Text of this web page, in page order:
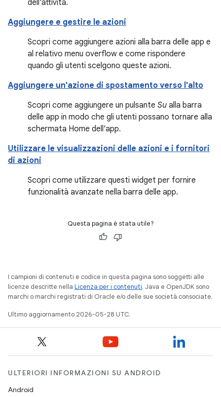
dell'attività.
Aggiungere e gestire le azioni
Scopri come aggiungere azioni alla barra delle app e
al relativo menu overflow e come rispondere
quando gli utenti scelgono queste azioni.
Aggiungere un'azione di spostamento verso l'alto
Scopri come aggiungere un pulsante Su alla barra
delle app in modo che gli utenti possano tornare alla
schermata Home dell'app.
Utilizzare le visualizzazioni delle azioni e i fornitori
di azioni
Scopri come utilizzare questi widget per fornire
funzionalità avanzate nella barra delle app.
Questa pagina è stata utile?
I campioni di contenuti e codice in questa pagina sono soggetti alle
licenze descritte nella Licenza per i contenuti. Java e OpenJDK sono
marchi o marchi registrati di Oracle e/o delle sue società consociate.
Ultimo aggiornamento 2026-05-28 UTC.
ULTERIORI INFORMAZIONI SU ANDROID
Android